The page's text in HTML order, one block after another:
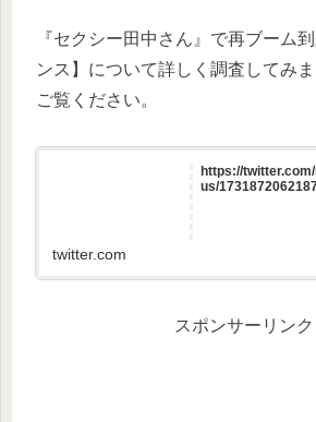
『セクシー田中さん』で再ブーム
ンス】について詳しく調査してみ
ご覧ください。
https://
us/
twitter.com
スポンサーリンク